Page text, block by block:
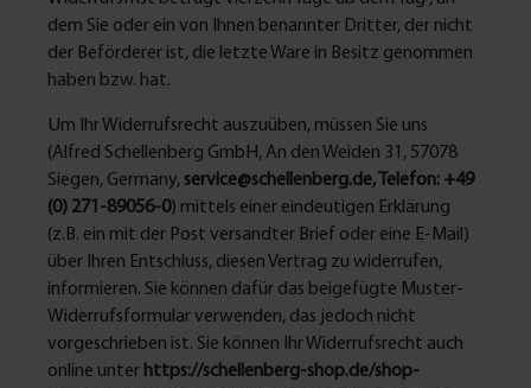
dem Sie oder ein von Ihnen benannter Dritter, der nicht
der Beförderer ist, die letzte Ware in Besitz genommen
haben bzw. hat.
Um Ihr Widerrufsrecht auszuüben, müssen Sie uns
(Alfred Schellenberg GmbH, An den Weiden 31, 57078
Siegen, Germany, service@schellenberg.de, Telefon: +49
(0) 271-89056-0) mittels einer eindeutigen Erklärung
(z.B. ein mit der Post versandter Brief oder eine E-Mail)
über Ihren Entschluss, diesen Vertrag zu widerrufen,
informieren. Sie können dafür das beigefügte Muster-
Widerrufsformular verwenden, das jedoch nicht
vorgeschrieben ist. Sie können Ihr Widerrufsrecht auch
online unter https://schellenberg-shop.de/shop-